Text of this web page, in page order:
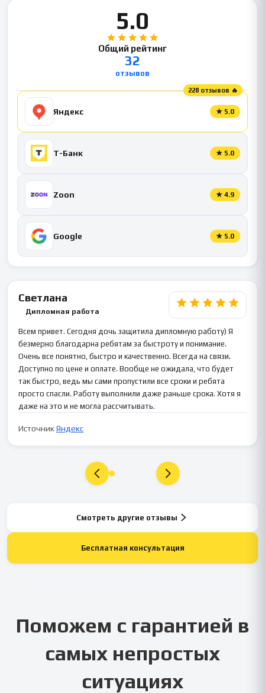
5.0
Общий рейтинг
32
отзывов
228 отзывов 🔥
Яндекс ★ 5.0
Т-Банк ★ 5.0
Zoon ★ 4.9
Google ★ 5.0
Светлана
Дипломная работа
Всем привет. Сегодня дочь защитила дипломную работу) Я
безмерно благодарна ребятам за быстроту и понимание.
Очень все понятно, быстро и качественно. Всегда на связи.
Доступно по цене и оплате. Вообще не ожидала, что будет
так быстро, ведь мы сами пропустили все сроки и ребята
просто спасли. Работу выполнили даже раньше срока. Хотя я
даже на это и не могла рассчитывать.
ИсточникЯндекс
Смотреть другие отзывы
Бесплатная консультация
Поможем с гарантией в
самых непростых
ситуациях